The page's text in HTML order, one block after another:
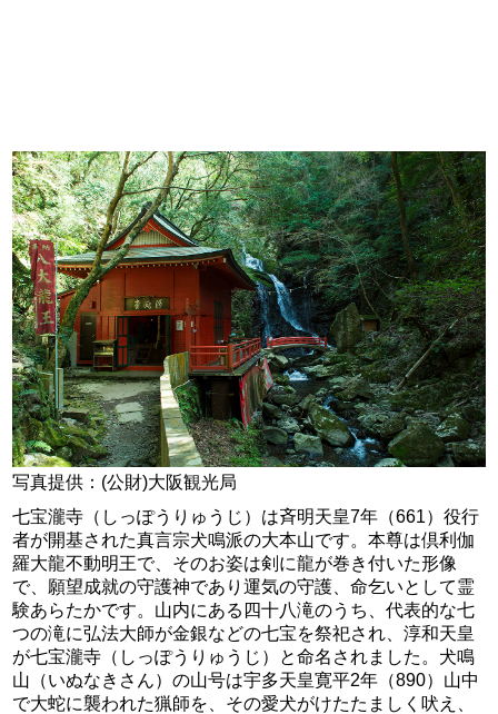
写真提供：(公財)大阪観光局
七宝瀧寺（しっぽうりゅうじ）は斉明天皇7年（661）役行
者が開基された真言宗犬鳴派の大本山です。本尊は倶利伽
羅大龍不動明王で、そのお姿は剣に龍が巻き付いた形像
で、願望成就の守護神であり運気の守護、命乞いとして霊
験あらたかです。山内にある四十八滝のうち、代表的な七
つの滝に弘法大師が金銀などの七宝を祭祀され、淳和天皇
が七宝瀧寺（しっぽうりゅうじ）と命名されました。犬鳴
山（いぬなきさん）の山号は宇多天皇寛平2年（890）山中
で大蛇に襲われた猟師を、その愛犬がけたたましく吠え、